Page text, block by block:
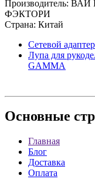
Производитель:
ФЭКТОРИ
Страна: Китай
Сетевой
Лупа для
GAMMA
Основные
Главная
Блог
Доставка
Оплата